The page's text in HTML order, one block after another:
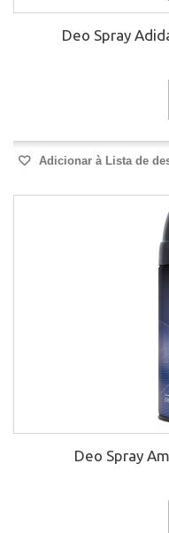
Deo Spray
Adicionar à Lista de
Deo Spray